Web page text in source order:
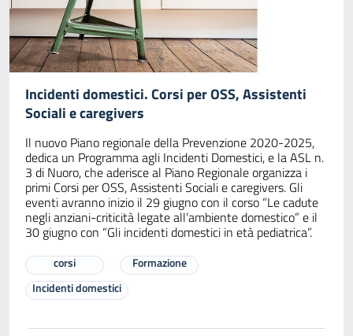
Incidenti domestici. Corsi per OSS, Assistenti
Sociali e caregivers
Il nuovo Piano regionale della Prevenzione 2020-2025,
dedica un Programma agli Incidenti Domestici, e la ASL n.
3 di Nuoro, che aderisce al Piano Regionale organizza i
primi Corsi per OSS, Assistenti Sociali e caregivers. Gli
eventi avranno inizio il 29 giugno con il corso “Le cadute
negli anziani-criticità legate all’ambiente domestico” e il
30 giugno con “Gli incidenti domestici in età pediatrica”.
corsi
Formazione
Incidenti domestici